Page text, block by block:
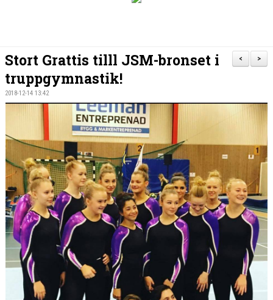
OM FÖRENINGEN
VÄRDEGRUND
FÖRENINGSPRODUKTER
KONTAKT
MÄRKESTAGNING
>
<
Stort Grattis tilll JSM-bronset i
truppgymnastik!
2018-12-14 13:42